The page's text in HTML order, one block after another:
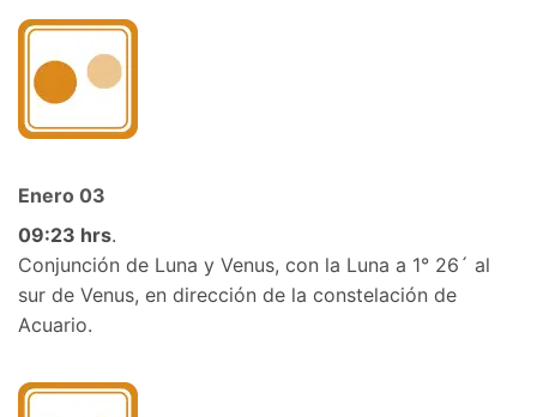
Enero 03
09:23 hrs.
Conjunción de Luna y Venus, con la Luna a 1° 26´ al
sur de Venus, en dirección de la constelación de
Acuario.